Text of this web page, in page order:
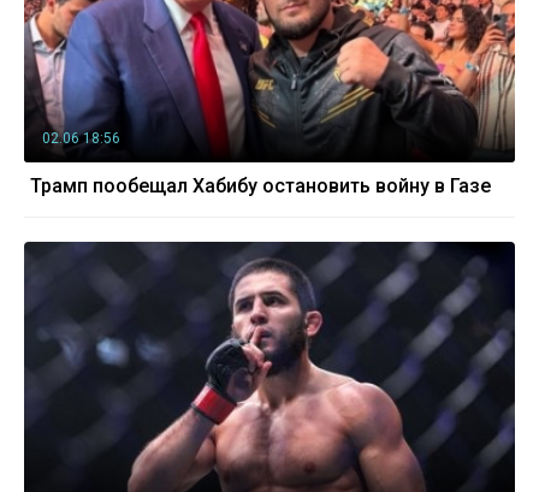
02.06 18:56
Трамп пообещал Хабибу остановить войну в Газе